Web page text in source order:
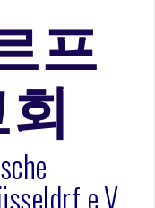
사
한복음 15:1-17) 손
프
e.V.